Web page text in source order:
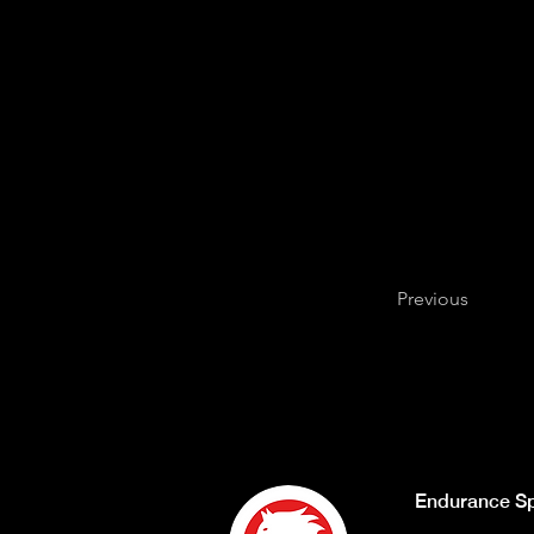
Previous
Endurance